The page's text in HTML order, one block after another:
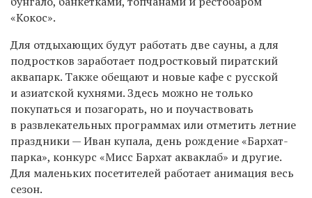
«Кокос». ⁣⁣
Для отдыхающих будут работать две сауны, а для
подростков заработает подростковый пиратский
аквапарк. Также обещают и новые кафе с русской
и азиатской кухнями.Здесь можно не только
покупаться и позагорать, но и поучаствовать
в развлекательных программах или отметить летние
праздники — Иван купала, день рождение «Бархат-
парка», конкурс «Мисс Бархат акваклаб» и другие.
Для маленьких посетителей работает анимация весь
сезон.